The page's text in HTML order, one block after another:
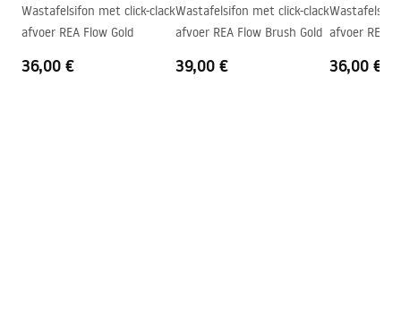
Kraangat
Nee
Wastafelsifon met click-clack
afvoer REA Flow Gold
36,00 €
Wastafelsifon met click-clack
afvoer REA Flow Brush Gold
39,00 €
afvoer REA
36,00 €